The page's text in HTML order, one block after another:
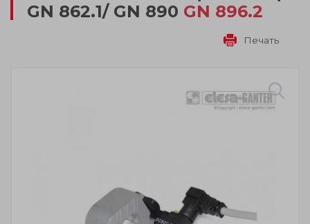
GN 862.1/ GN 890 GN 896.2
Печать